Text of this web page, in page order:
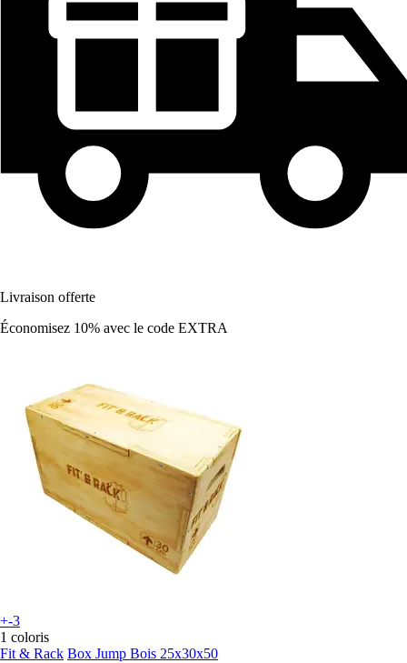
Livraison offerte
Économisez 10% avec le code EXTRA
+-3
1 coloris
Fit & Rack Box Jump Bois 25x30x50